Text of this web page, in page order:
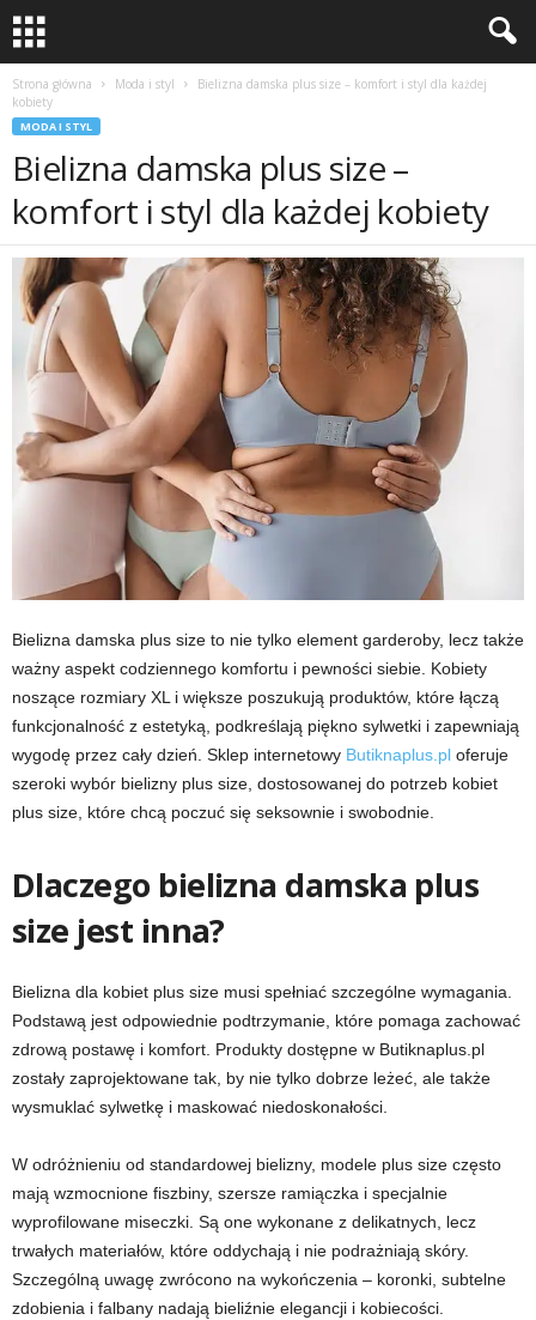
Strona główna Moda i styl
Bielizna damska plus size – komfort i styl dla każdej
kobiety
MODA I STYL
Bielizna damska plus size –
komfort i styl dla każdej kobiety
Bielizna damska plus size to nie tylko element garderoby, lecz także
ważny aspekt codziennego komfortu i pewności siebie. Kobiety
noszące rozmiary XL i większe poszukują produktów, które łączą
funkcjonalność z estetyką, podkreślają piękno sylwetki i zapewniają
wygodę przez cały dzień. Sklep internetowy Butiknaplus.pl oferuje
szeroki wybór bielizny plus size, dostosowanej do potrzeb kobiet
plus size, które chcą poczuć się seksownie i swobodnie.
Dlaczego bielizna damska plus
size jest inna?
Bielizna dla kobiet plus size musi spełniać szczególne wymagania.
Podstawą jest odpowiednie podtrzymanie, które pomaga zachować
zdrową postawę i komfort. Produkty dostępne w Butiknaplus.pl
zostały zaprojektowane tak, by nie tylko dobrze leżeć, ale także
wysmuklać sylwetkę i maskować niedoskonałości.
W odróżnieniu od standardowej bielizny, modele plus size często
mają wzmocnione fiszbiny, szersze ramiączka i specjalnie
wyprofilowane miseczki. Są one wykonane z delikatnych, lecz
trwałych materiałów, które oddychają i nie podrażniają skóry.
Szczególną uwagę zwrócono na wykończenia – koronki, subtelne
zdobienia i falbany nadają bieliźnie elegancji i kobiecości.